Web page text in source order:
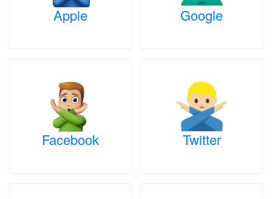
Apple Google
Facebook Twitter